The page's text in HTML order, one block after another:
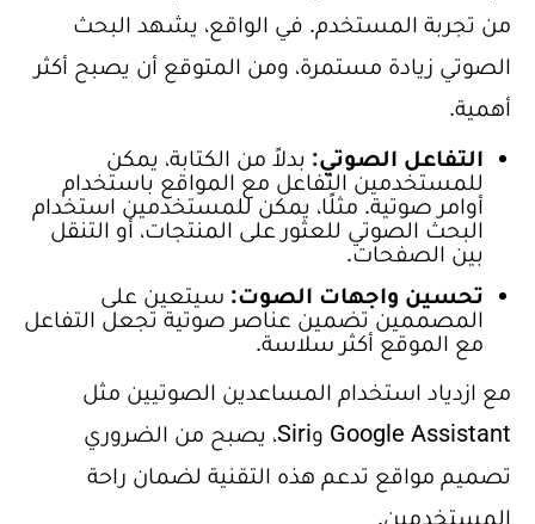
من تجربة المستخدم. في الواقع، يشهد البحث
الصوتي زيادة مستمرة، ومن المتوقع أن يصبح أكثر
أهمية.
التفاعل الصوتي: بدلاً من الكتابة، يمكن
للمستخدمين التفاعل مع المواقع باستخدام
أوامر صوتية. مثلًا، يمكن للمستخدمين استخدام
البحث الصوتي للعثور على المنتجات، أو التنقل
بين الصفحات.
تحسين واجهات الصوت: سيتعين على
المصممين تضمين عناصر صوتية تجعل التفاعل
مع الموقع أكثر سلاسة.
مع ازدياد استخدام المساعدين الصوتيين مثل
Google Assistant وSiri، يصبح من الضروري
تصميم مواقع تدعم هذه التقنية لضمان راحة
المستخدمين.